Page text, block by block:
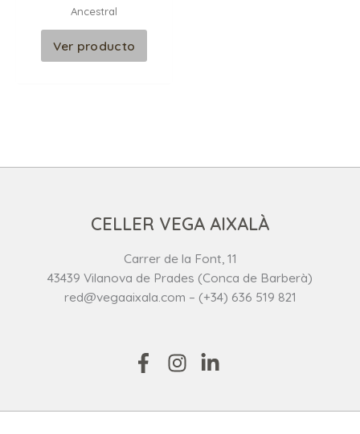
Ancestral
Ver producto
CELLER VEGA AIXALÀ
Carrer de la Font, 11
43439 Vilanova de Prades (Conca de Barberà)
red@vegaaixala.com – (+34) 636 519 821